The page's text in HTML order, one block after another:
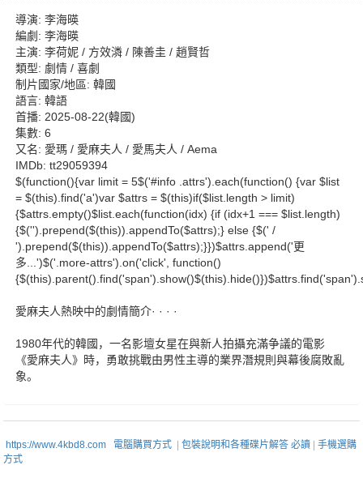
導演: 李海暎
編劇: 李海暎
主演: 李荷妮 / 方效潾 / 陳善圭 / 趙賢哲
類型: 劇情 / 喜劇
制片國家/地區: 韓國
語言: 韓語
首播: 2025-08-22(韓國)
集數: 6
又名: 愛瑪 / 愛麻夫人 / 愛馬夫人 / Aema
IMDb: tt29059394
$(function(){var limit = 5$('#info .attrs').each(function() {var $list
= $(this).find('a')var $attrs = $(this)if($list.length > limit)
{$attrs.empty()$list.each(function(idx) {if (idx+1 === $list.length)
{$('').prepend($(this)).appendTo($attrs);} else {$(' /
').prepend($(this)).appendTo($attrs);}})$attrs.append('更
多...')$('.more-attrs').on('click', function()
愛麻夫人熱映中的劇情簡介· · · ·
1980年代的韓國，一名影壇女星在與新人拍攝充滿争議的電影
《愛麻夫人》時，勇敢挑戰由男性主導的業界潛規則與幕後腐敗亂
象。
https://www.4kbd8.com 電腦購買方式 包裝說明和各種碟片解答 必讀
手機選購
方式